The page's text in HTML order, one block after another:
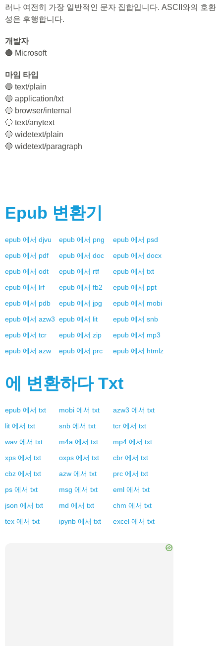
러나 여전히 가장 일반적인 문자 집합입니다. ASCII와의 호환
성은 후행합니다.
개발자
🔵 Microsoft
마임 타입
🔵 text/plain
🔵 application/txt
🔵 browser/internal
🔵 text/anytext
🔵 widetext/plain
🔵 widetext/paragraph
Epub 변환기
epub 에서 djvu epub 에서 png epub 에서 psd
epub 에서 pdf epub 에서 doc epub 에서 docx
epub 에서 odt epub 에서 rtf epub 에서 txt
epub 에서 lrf epub 에서 fb2 epub 에서 ppt
epub 에서 pdb epub 에서 jpg epub 에서 mobi
epub 에서 azw3 epub 에서 lit epub 에서 snb
epub 에서 tcr epub 에서 zip epub 에서 mp3
epub 에서 azw epub 에서 prc epub 에서 htmlz
에 변환하다 Txt
epub 에서 txt mobi 에서 txt azw3 에서 txt
lit 에서 txt snb 에서 txt tcr 에서 txt
wav 에서 txt m4a 에서 txt mp4 에서 txt
xps 에서 txt oxps 에서 txt cbr 에서 txt
cbz 에서 txt azw 에서 txt prc 에서 txt
ps 에서 txt msg 에서 txt eml 에서 txt
json 에서 txt md 에서 txt chm 에서 txt
tex 에서 txt ipynb 에서 txt excel 에서 txt